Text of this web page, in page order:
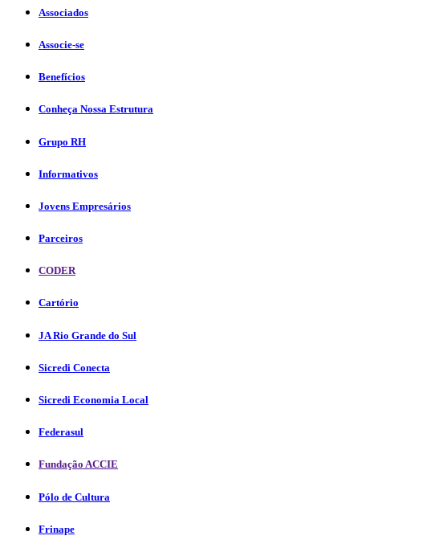
Associados
Associe-se
Benefícios
Conheça Nossa Estrutura
Grupo RH
Informativos
Jovens Empresários
Parceiros
CODER
Cartório
JA Rio Grande do Sul
Sicredi Conecta
Sicredi Economia Local
Federasul
Fundação ACCIE
Pólo de Cultura
Frinape